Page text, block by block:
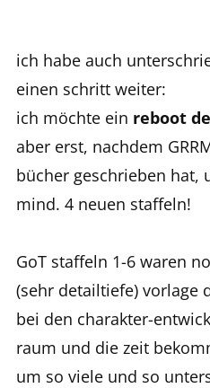
ich habe auch
einen schritt weiter:
ich möchte ein reboot
aber erst, nachdem
bücher geschrieben hat,
mind. 4 neuen staffeln!
GoT staffeln 1-6 waren
(sehr detailtiefe) vorlage
bei den charakter-
raum und die zeit
um so viele und so